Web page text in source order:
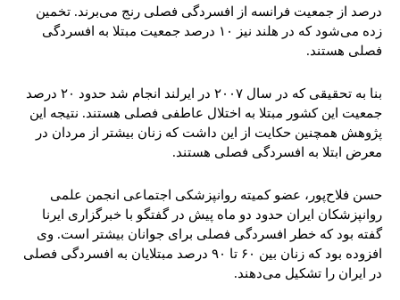
درصد از جمعیت فرانسه از افسردگی فصلی رنج می‌برند. تخمین
زده می‌شود که در هلند نیز ۱۰ درصد جمعیت مبتلا به افسردگی
فصلی هستند.
بنا به تحقیقی که در سال ۲۰۰۷ در ایرلند انجام شد حدود ۲۰ درصد
جمعیت این کشور مبتلا به اختلال عاطفی فصلی هستند. نتیجه این
پژوهش همچنین حکایت از این داشت که زنان بیشتر از مردان در
معرض ابتلا به افسردگی فصلی هستند.
حسن فلاح‌پور، عضو کمیته روانپزشکی اجتماعی انجمن علمی
روانپزشکان ایران حدود دو ماه پیش در گفتگو با خبرگزاری ایرنا
گفته بود که خطر افسردگی فصلی برای جوانان بیشتر است. وی
افزوده بود که زنان بین ۶۰ تا ٩٠ درصد مبتلایان به افسردگی فصلی
در ایران را تشکیل می‌دهند.